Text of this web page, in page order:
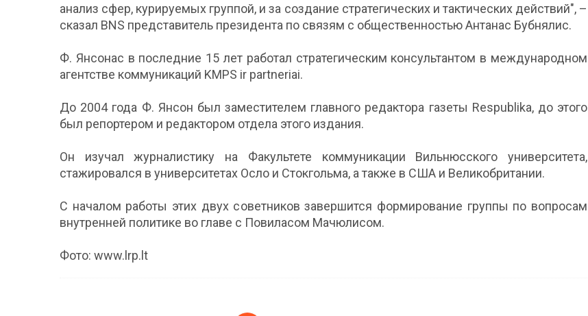
анализ сфер, курируемых группой, и за создание стратегических и тактических действий", –
сказал BNS представитель президента по связям с общественностью Антанас Бубнялис.
Ф. Янсонас в последние 15 лет работал стратегическим консультантом в международном
агентстве коммуникаций KMPS ir partneriai.
До 2004 года Ф. Янсон был заместителем главного редактора газеты Respublika, до этого
был репортером и редактором отдела этого издания.
Он изучал журналистику на Факультете коммуникации Вильнюсского университета,
стажировался в университетах Осло и Стокгольма, а также в США и Великобритании.
С началом работы этих двух советников завершится формирование группы по вопросам
внутренней политике во главе с Повиласом Мачюлисом.
Фото: www.lrp.lt